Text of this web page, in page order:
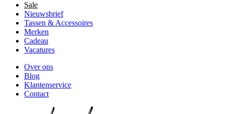
Sale
Nieuwsbrief
Tassen & Accessoires
Merken
Cadeau
Vacatures
Over ons
Blog
Klantenservice
Contact